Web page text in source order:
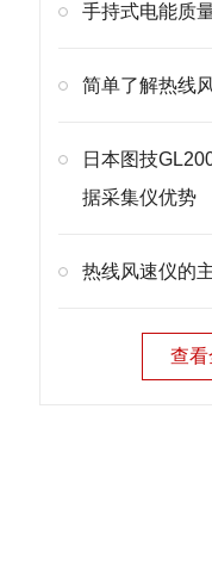
手持式电能质
简单了解热线
日本图技
据采集仪优势
热线风速仪的
查看